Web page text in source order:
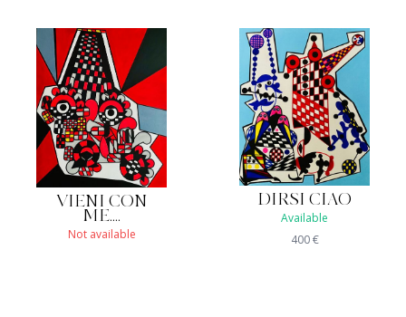
VIENI CON
ME....
Not available
DIRSI CIAO
Available
400€